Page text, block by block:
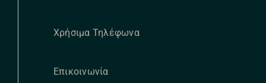
Χρήσιμα Τηλέφωνα
Επικοινωνία